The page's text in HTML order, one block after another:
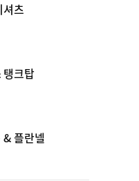
츠
탱크탑
& 플란넬